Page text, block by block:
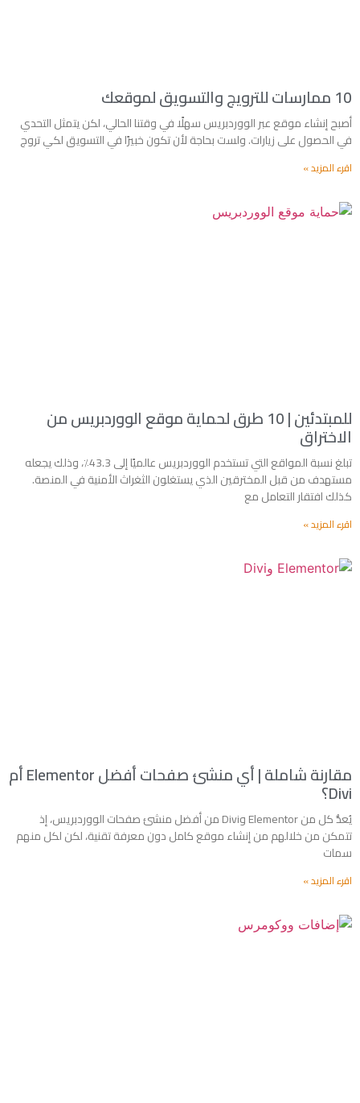
10 ممارسات للترويج والتسويق لموقعك
أصبح إنشاء موقع عبر الووردبريس سهلًا في وقتنا الحالي، لكن يتمثل التحدي
في الحصول على زيارات. ولست بحاجة لأن تكون خبيرًا في التسويق لكي تروج
اقرء المزيد »
للمبتدئين | 10 طرق لحماية موقع الووردبريس من
الاختراق
تبلغ نسبة المواقع التي تستخدم الووردبريس عالميًا إلى 43.3٪، وذلك يجعله
مستهدف من قبل المخترقين الذي يستغلون الثغراث الأمنية في المنصة.
كذلك افتقار التعامل مع
اقرء المزيد »
مقارنة شاملة | أي منشئ صفحات أفضل Elementor أم
Divi؟
يُعدُّ كل من Elementor وDivi من أفضل منشئ صفحات الووردبريس، إذ
تتمكن من خلالهم من إنشاء موقع كامل دون معرفة تقنية، لكن لكل منهم
سمات
اقرء المزيد »